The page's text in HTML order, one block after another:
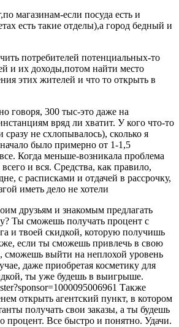
магазинам-если посуда есть и
есть такие отделы),а город бедный и
потребителей потенциальных-то
и их доходы,потом найти место
этих жителей и что то открыть в
говоря, 300 тыс-это даже на
вряд ли хватит. У кого что-то
сразу не схлопывалось), сколько я
было примерно от 1-1,5
Когда меньше-возникала проблема
и вся. Средства, как правило,
с расписками и отдачей в рассрочку,
иметь дело не хотели
друзьям и знакомым предлагать
Ты сможешь получать процент с
и твоей скидкой, которую получишь
если ты сможешь привлечь в свою
сможешь выйти на неплохой уровень
даже приобретая косметику для
ты уже будешь в выигрыше.
Также
открыть агентский пункт, в котором
получать свои заказы, а ты будешь
процент. Все быстро и понятно. Удачи.